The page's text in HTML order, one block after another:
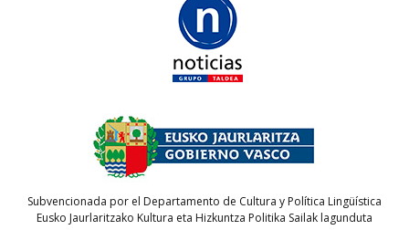
Subvencionada por el Departamento de Cultura y Política Lingüística
Eusko Jaurlaritzako Kultura eta Hizkuntza Politika Sailak lagunduta